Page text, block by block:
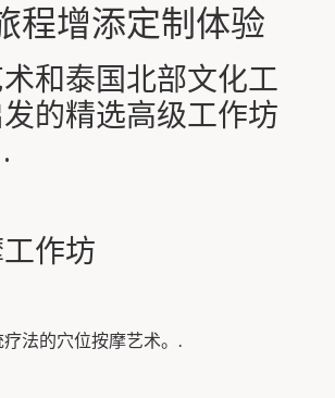
程增添定制体验
和泰国北部文化工
的精选高级工作坊
作坊
法的穴位按摩艺术。.